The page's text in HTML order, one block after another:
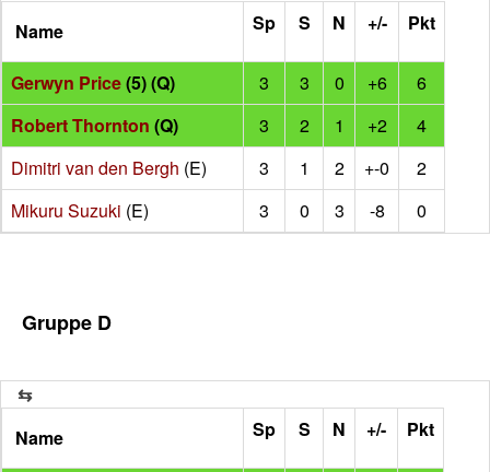
Name Sp S N +/- Pkt
Gerwyn Price(5) (Q) 3 3 0 +6
6
Robert Thornton (Q) 3 2 1 +2
4
Dimitri van den Bergh (E) 3 1 2 +-0
2
Mikuru Suzuki (E) 3 0 3 -8 0
Gruppe D
Name Sp S N +/- Pkt